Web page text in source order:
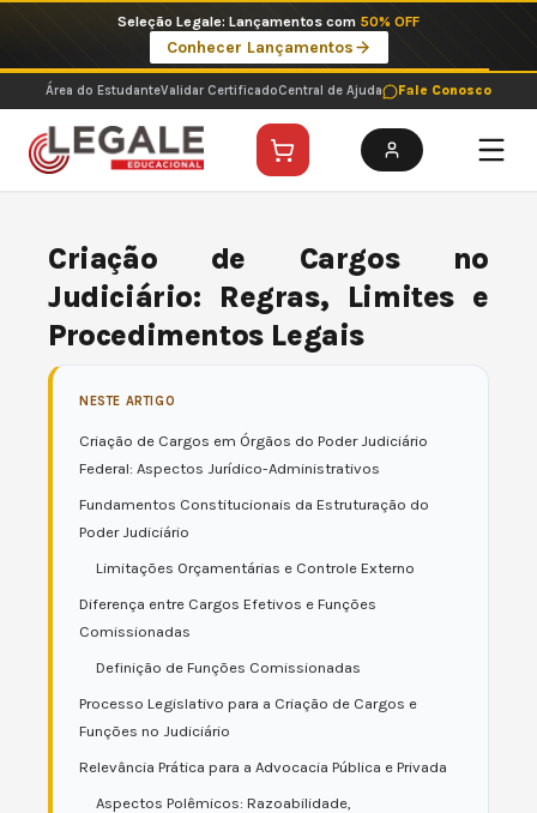
o
conteúdo
Imperdíveis no Pix: Pós Selecionadas a 199 reais no pix em parcela única
Ver ofertas
Área do EstudanteValidar CertificadoCentral de Ajuda Fale Conosco
Criação de Cargos no
Judiciário: Regras, Limites e
Procedimentos Legais
NESTE ARTIGO
Criação de Cargos em Órgãos do Poder Judiciário
Federal: Aspectos Jurídico-Administrativos
Fundamentos Constitucionais da Estruturação do
Poder Judiciário
Limitações Orçamentárias e Controle Externo
Diferença entre Cargos Efetivos e Funções
Comissionadas
Definição de Funções Comissionadas
Processo Legislativo para a Criação de Cargos e
Funções no Judiciário
Relevância Prática para a Advocacia Pública e Privada
Aspectos Polêmicos: Razoabilidade,